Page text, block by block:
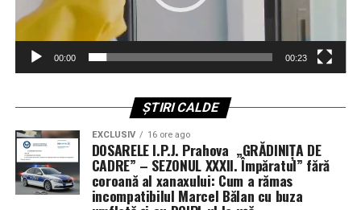
Industria maritimă a votat: Eforturile americane
sunt insuficiente
Testul suprem al succesului nu se află în comunicatele
de asigurări și ale proprietarilor de nave. Dacă aceștia
decid că riscul este prea mare — așa cum au făcut-o deja
— traficul încetează, iar economia mondială intră în
colaps.
Deși navele de război americane au reușit să se protejeze
00:00 00:23
ȘTIRI CALDE
EXCLUSIV 16 ore ago
DOSARELE I.P.J. Prahova „GRĂDINIȚA DE
CADRE” – SEZONUL XXXII. Împăratul” fără
coroană al xanaxului: Cum a rămas
incompatibilul Marcel Bălan cu buza